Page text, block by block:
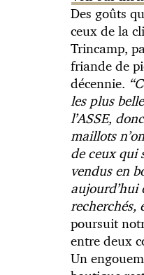
Des goûts
ceux de la
Trincamp,
friande de
décennie.
les plus
l’ASSE,
maillots
de ceux qui
vendus en
aujourd’hui
recherchés,
poursuit
entre deux
Un